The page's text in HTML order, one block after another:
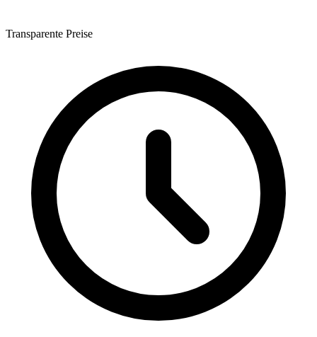
Transparente Preise